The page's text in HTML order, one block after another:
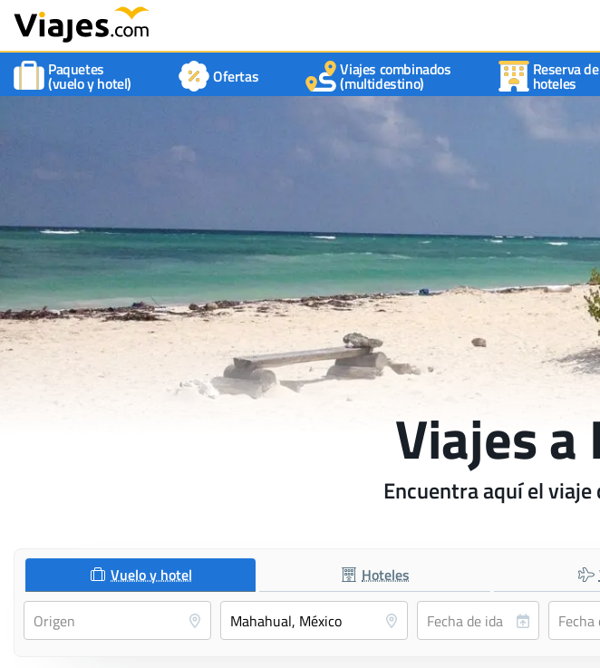
Paquetes
(vuelo y hotel) Ofertas Viajes combinados
(multidestino)
Reserva de
hoteles
Viajes
Encuentra aquí el
Vuelo y hotel Hoteles